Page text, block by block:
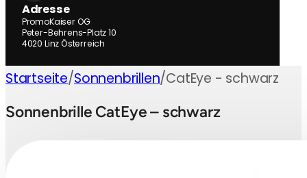
Adresse
PromoKaiser OG
Peter-Behrens-Platz 10
4020 Linz Österreich
Startseite/Sonnenbrillen/CatEye - schwarz
Sonnenbrille CatEye – schwarz